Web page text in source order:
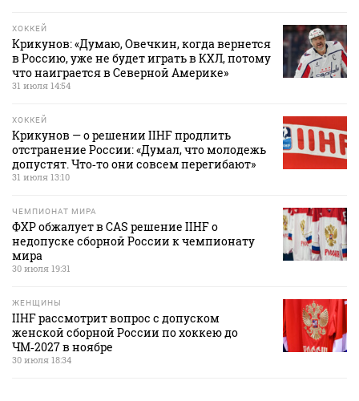
ХОККЕЙ
Крикунов: «Думаю, Овечкин, когда вернется
в Россию, уже не будет играть в КХЛ, потому
что наиграется в Северной Америке»
31 июля 14:54
ХОККЕЙ
Крикунов — о решении IIHF продлить
отстранение России: «Думал, что молодежь
допустят. Что‑то они совсем перегибают»
31 июля 13:10
ЧЕМПИОНАТ МИРА
ФХР обжалует в CAS решение IIHF о
недопуске сборной России к чемпионату
мира
30 июля 19:31
ЖЕНЩИНЫ
IIHF рассмотрит вопрос с допуском
женской сборной России по хоккею до
ЧМ‑2027 в ноябре
30 июля 18:34